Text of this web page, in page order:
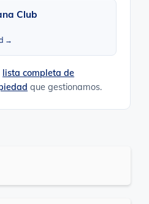
Club
→
lista completa de
que gestionamos.